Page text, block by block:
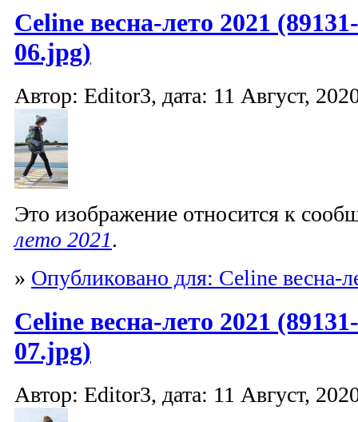
Celine весна-лето 2021
06.jpg)
Автор: Editor3, дата: 11 Август,
Это изображение относится к
лето 2021.
» Опубликовано для: Celine весна-
Celine весна-лето 2021
07.jpg)
Автор: Editor3, дата: 11 Август,